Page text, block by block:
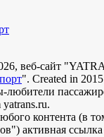
веб-сайт
". Created in 2015
любители
контента (в
активная ссылка